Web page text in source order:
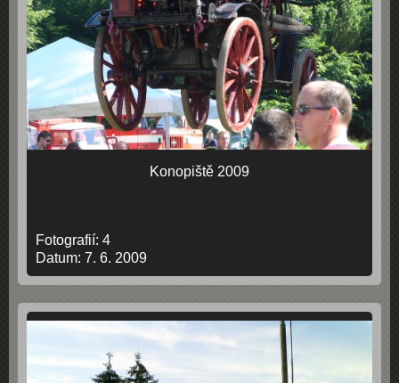
Konopiště 2009
Fotografií: 4
Datum: 7. 6. 2009